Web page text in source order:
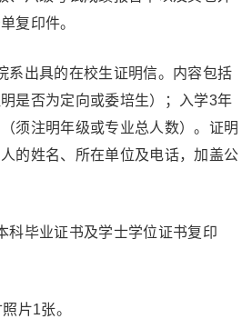
复印件。
系出具的在校生证明信。内容包括
是否为定向或委培生）；入学3年
须注明年级或专业总人数）。证明
的姓名、所在单位及电话，加盖公
科毕业证书及学士学位证书复印
片1张。